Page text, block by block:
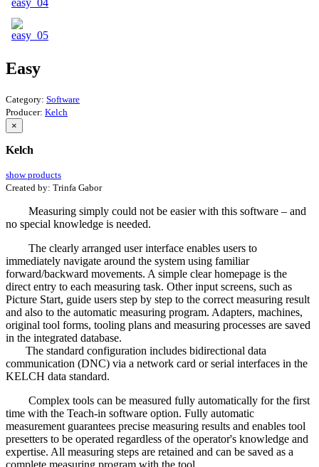
Easy
Category: Software
Producer: Kelch
×
Kelch
show products
Created by: Trinfa Gabor
Measuring simply could not be easier with this software – and
no special knowledge is needed.
The clearly arranged user interface enables users to
immediately navigate around the system using familiar
forward/backward movements. A simple clear homepage is the
direct entry to each measuring task. Other input screens, such as
Picture Start, guide users step by step to the correct measuring result
and also to the automatic measuring program. Adapters, machines,
original tool forms, tooling plans and measuring processes are saved
in the integrated database.
The standard configuration includes bidirectional data
communication (DNC) via a network card or serial interfaces in the
KELCH data standard.
Complex tools can be measured fully automatically for the first
time with the Teach-in software option. Fully automatic
measurement guarantees precise measuring results and enables tool
presetters to be operated regardless of the operator's knowledge and
expertise. All measuring steps are retained and can be saved as a
complete measuring program with the tool.